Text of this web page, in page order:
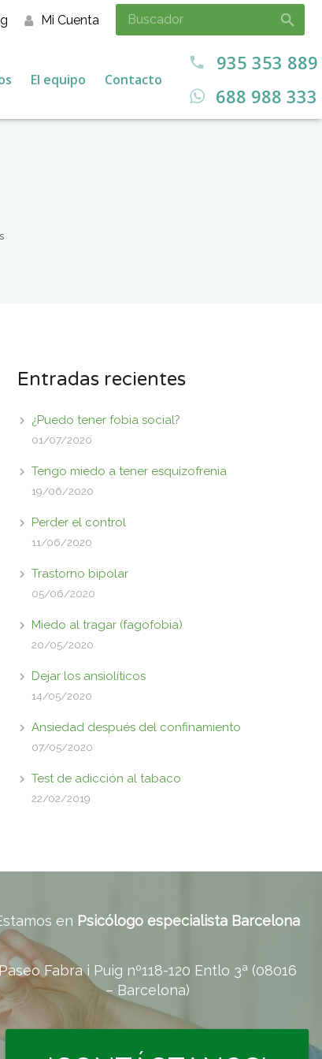
Mi Cuenta
El equipo Contacto
call
935 353 889
688 988 333
Entradas recientes
¿Puedo tener fobia social?
01/07/2020
Tengo miedo a tener esquizofrenia
19/06/2020
Perder el control
11/06/2020
Trastorno bipolar
05/06/2020
Miedo al tragar (fagofobia)
20/05/2020
Dejar los ansiolíticos
14/05/2020
Ansiedad después del confinamiento
07/05/2020
Test de adicción al tabaco
22/02/2019
en Psicólogo especialista Barcelona
Fabra i Puig nº118-120 Entlo 3ª (08016
– Barcelona)